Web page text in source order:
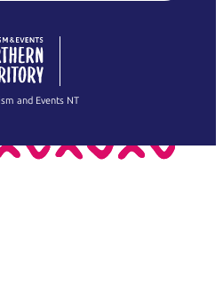
繁體中文
and Events NT